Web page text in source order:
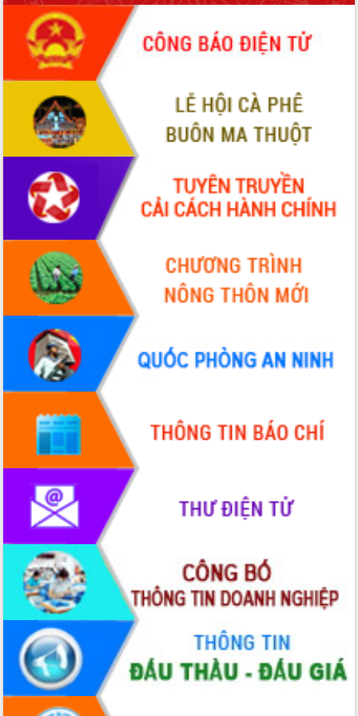
Hồ Thị Nguyên Thảo làm việc tại Trung
tâm Phục vụ hành chính công xã Ea
Phê
Xây dựng nền hành chính số đồng
hành cùng nông dân dân, doanh nghiệp
Giai đoạn 2026-2030, Đắk Lắk phấn
đấu có 77% xã đạt chuẩn nông thôn
Chuyển đổi số 'mở đường' cho nông
nghiệp Đắk Lắk tăng trưởng bứt phá
Triển khai đồng bộ đo đạc, lập hồ sơ
địa chính, hoàn thiện cơ sở dữ liệu đất
Ứng dụng sinh trắc học - Bước tiến
trong hành trình chuyển đổi số tại Đắk
Đắk Lắk nâng cao hiệu quả công tác
Đảng từ Sổ tay đảng viên điện tử
Đắk Lắk đẩy mạnh nuôi biển công
nghệ, hướng tới phát triển thủy sản
bền vững
Tập huấn nâng cao năng lực triển khai
chuyển đổi số cho cán bộ, công chức
Đắk Lắk phát động hưởng ứng Ngày
Quyền của người tiêu dùng Việt Nam
Đẩy mạnh cải cách hành chính, quyết
tâm đạt được mục tiêu tăng trưởng
hai con số trong năm 2026
Tổ chức trang trọng Lễ hội Đền thờ
Lương Văn Chánh năm 2026
Phó Bí thư Tỉnh ủy Đắk Lắk Đỗ Hữu
Huy giữ chức Bí thư Đảng ủy Ủy Ban
Nhân dân tỉnh
Bệnh án điện tử thúc đẩy chuyển đổi
số y tế tại Đắk Lắk
Chuyển đổi số thư viện: Mở rộng
không gian tri thức trong thời đại số
Đánh giá, rút kinh nghiệm công tác tổ
chức diễn tập trước ngày bầu cử